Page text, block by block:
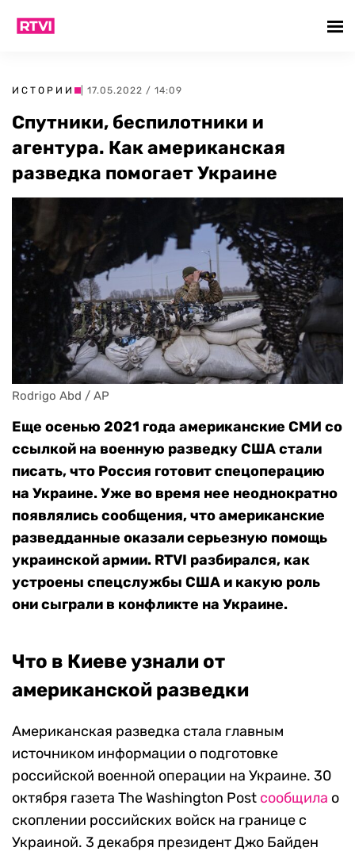
ИСТОРИИ | 17.05.2022 / 14:09
Спутники, беспилотники и
агентура. Как американская
разведка помогает Украине
Rodrigo Abd / AP
Еще осенью 2021 года американские СМИ со
ссылкой на военную разведку США стали
писать, что Россия готовит спецоперацию
на Украине. Уже во время нее неоднократно
появлялись сообщения, что американские
разведданные оказали серьезную помощь
украинской армии. RTVI разбирался, как
устроены спецслужбы США и какую роль
они сыграли в конфликте на Украине.
Что в Киеве узнали от
американской разведки
Американская разведка стала главным
источником информации о подготовке
российской военной операции на Украине. 30
октября газета The Washington Post сообщила о
скоплении российских войск на границе с
Украиной. 3 декабря президент Джо Байден